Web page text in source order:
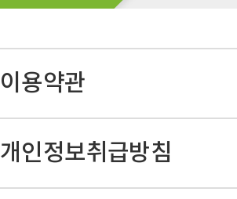
이용약관
개인정보취급방침